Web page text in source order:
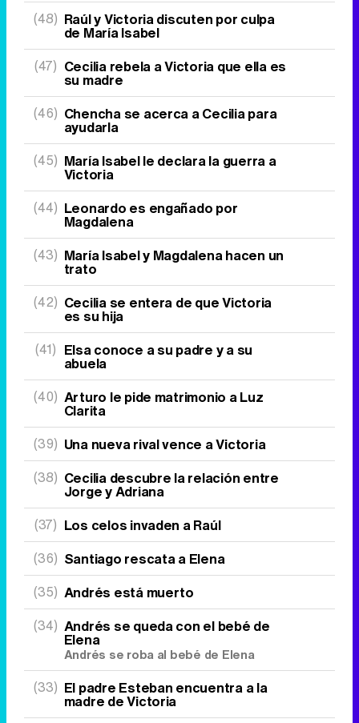
(48) Raúl y Victoria discuten por culpa
de María Isabel
(47) Cecilia rebela a Victoria que ella es
su madre
(46) Chencha se acerca a Cecilia para
ayudarla
(45) María Isabel le declara la guerra a
Victoria
(44) Leonardo es engañado por
Magdalena
(43) María Isabel y Magdalena hacen un
trato
(42) Cecilia se entera de que Victoria
es su hija
(41) Elsa conoce a su padre y a su
abuela
(40) Arturo le pide matrimonio a Luz
Clarita
(39) Una nueva rival vence a Victoria
(38) Cecilia descubre la relación entre
Jorge y Adriana
(37) Los celos invaden a Raúl
(36) Santiago rescata a Elena
(35) Andrés está muerto
(34) Andrés se queda con el bebé de
Elena
Andrés se roba al bebé de Elena
(33) El padre Esteban encuentra a la
madre de Victoria